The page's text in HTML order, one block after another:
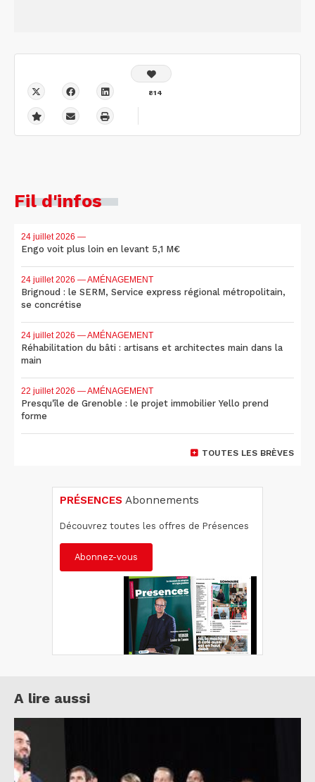
814
Fil d'infos
24 juillet 2026 —
Engo voit plus loin en levant 5,1 M€
24 juillet 2026 — AMÉNAGEMENT
Brignoud : le SERM, Service express régional métropolitain,
se concrétise
24 juillet 2026 — AMÉNAGEMENT
Réhabilitation du bâti : artisans et architectes main dans la
main
22 juillet 2026 — AMÉNAGEMENT
Presqu'île de Grenoble : le projet immobilier Yello prend
forme
TOUTES LES BRÈVES
PRÉSENCES Abonnements
Découvrez toutes les offres de Présences
Abonnez-vous
A lire aussi